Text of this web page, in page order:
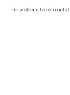
Per problemi tecnici